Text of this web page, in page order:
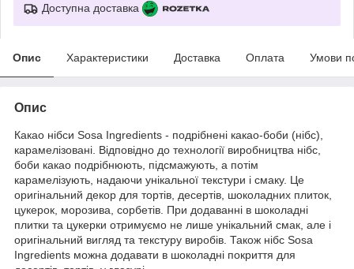
Доступна доставка
Опис Характеристики Доставка Оплата Умови
Опис
Какао нібси Sosa Ingredients - подрібнені какао-боби (нібс),
карамелізовані. Відповідно до технології виробництва нібс,
боби какао подрібнюють, підсмажують, а потім
карамелізують, надаючи унікальної текстури і смаку. Це
оригінальний декор для тортів, десертів, шоколадних плиток,
цукерок, морозива, сорбетів. При додаванні в шоколадні
плитки та цукерки отримуємо не лише унікальний смак, але і
оригінальний вигляд та текстуру виробів. Також нібс Sosa
Ingredients можна додавати в шоколадні покриття для